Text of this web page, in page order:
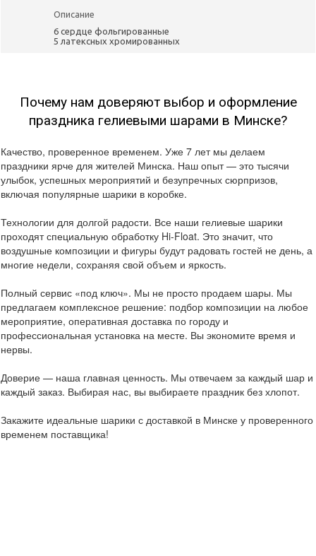
Описание
6 сердце фольгированные
5 латексных хромированных
Почему нам доверяют выбор и оформление
праздника гелиевыми шарами в Минске?
Качество, проверенное временем. Уже 7 лет мы делаем
праздники ярче для жителей Минска. Наш опыт — это тысячи
улыбок, успешных мероприятий и безупречных сюрпризов,
включая популярные шарики в коробке.
Технологии для долгой радости. Все наши гелиевые шарики
проходят специальную обработку Hi-Float. Это значит, что
воздушные композиции и фигуры будут радовать гостей не день, а
многие недели, сохраняя свой объем и яркость.
Полный сервис «под ключ». Мы не просто продаем шары. Мы
предлагаем комплексное решение: подбор композиции на любое
мероприятие, оперативная доставка по городу и
профессиональная установка на месте. Вы экономите время и
нервы.
Доверие — наша главная ценность. Мы отвечаем за каждый шар и
каждый заказ. Выбирая нас, вы выбираете праздник без хлопот.
Закажите идеальные шарики с доставкой в Минске у проверенного
временем поставщика!